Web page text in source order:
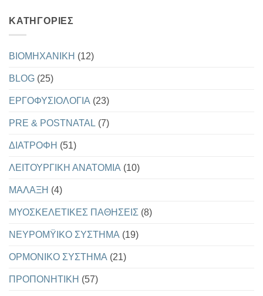
Η
USDA
KΑΤΗΓΟΡΊΕΣ
BIOMHXANIKH (12)
BLOG (25)
EΡΓΟΦΥΣΙΟΛΟΓΙΑ (23)
PRE & POSTNATAL (7)
ΔΙΑΤΡΟΦΗ (51)
ΛΕΙΤΟΥΡΓΙΚΗ ΑΝΑΤΟΜΙΑ (10)
ΜΑΛΑΞΗ (4)
ΜΥΟΣΚΕΛΕΤΙΚΕΣ ΠΑΘΗΣΕΙΣ (8)
ΝΕΥΡΟΜΫΙΚΟ ΣΥΣΤΗΜΑ (19)
ΟΡΜΟΝΙΚΟ ΣΥΣΤΗΜΑ (21)
ΠΡΟΠΟΝΗΤΙΚΗ (57)